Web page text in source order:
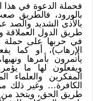
فحملة الدعوة في هذا
بالورود، فالطريق
بالأذى الشديد
طريق الدول العملاقة
في حربها على
الإرهاب)، أو كما
يأتمرون بأمرها
ويفعلون لها ما
المفكرين والعلماء
الكافرة… وغير ذلك
طريق الحق، ويتخذ من